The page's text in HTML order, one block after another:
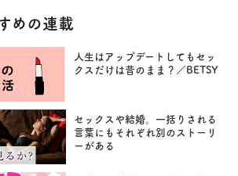
めの連載
人生はアップデートしてもセッ
クスだけは昔のまま？／BETSY
セックスや結婚。一括りされる
言葉にもそれぞれ別のストーリ
ーがある